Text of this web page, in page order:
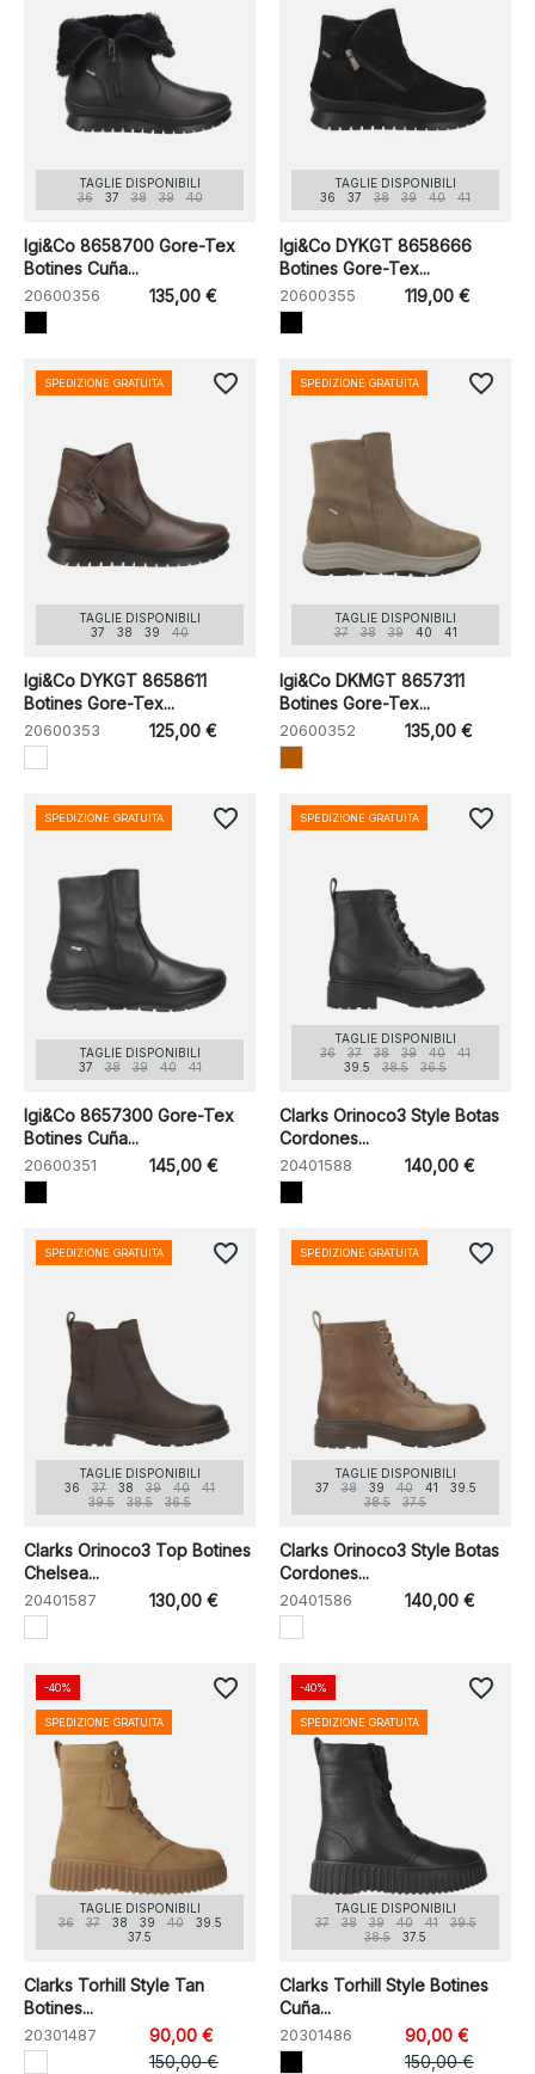
TAGLIE DISPONIBILI
36
37 38 39 40
Igi&Co 8658700 Gore-Tex
Botines Cuña...
20600356 135,00 €
TAGLIE DISPONIBILI
36
37 38 39 40 41
Igi&Co DYKGT 8658666
Botines Gore-Tex...
20600355 119,00 €
TAGLIE DISPONIBILI
37
38 39 40
Igi&Co DYKGT 8658611
Botines Gore-Tex...
20600353 125,00 €
SPEDIZIONE GRATUITA favorite_border
TAGLIE DISPONIBILI
37
38 39 40 41
Igi&Co DKMGT 8657311
Botines Gore-Tex...
20600352 135,00 €
SPEDIZIONE GRATUITA favorite_border
TAGLIE DISPONIBILI
37
38 39 40 41
Igi&Co 8657300 Gore-Tex
Botines Cuña...
20600351 145,00 €
SPEDIZIONE GRATUITA favorite_border
TAGLIE DISPONIBILI
36
37 38 39 40
41
39.5
38.5 36.5
Clarks Orinoco3 Style Botas
Cordones...
20401588 140,00 €
SPEDIZIONE GRATUITA favorite_border
TAGLIE DISPONIBILI
36
37 38 39 40
41
39.5
38.5 36.5
Clarks Orinoco3 Top Botines
Chelsea...
20401587 130,00 €
SPEDIZIONE GRATUITA favorite_border
TAGLIE DISPONIBILI
37
38 39 40 41
39.5
38.5
37.5
Clarks Orinoco3 Style Botas
Cordones...
20401586 140,00 €
SPEDIZIONE GRATUITA favorite_border
TAGLIE DISPONIBILI
36
37 38 39 40
39.5
37.5
Clarks Torhill Style Tan
Botines...
20301487
90,00 €
150,00 €
-40%
SPEDIZIONE GRATUITA
favorite_border
TAGLIE DISPONIBILI
37
38 39 40 41
39.5
38.5
37.5
Clarks Torhill Style Botines
Cuña...
20301486
90,00 €
150,00 €
-40%
SPEDIZIONE GRATUITA
favorite_border